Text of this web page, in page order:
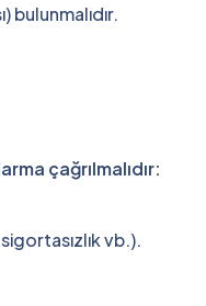
bulunmalıdır.
çağrılmalıdır:
vb.).